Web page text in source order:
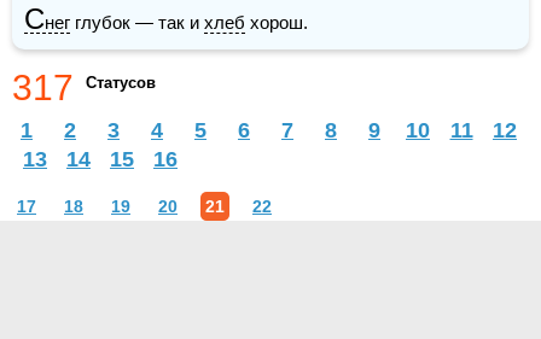
Снег глубок — так и хлеб хорош.
317 Статусов
1 2 3 4 5 6 7 8 9 10 11
12
13
14 15 16
17 18 19 20 21 22